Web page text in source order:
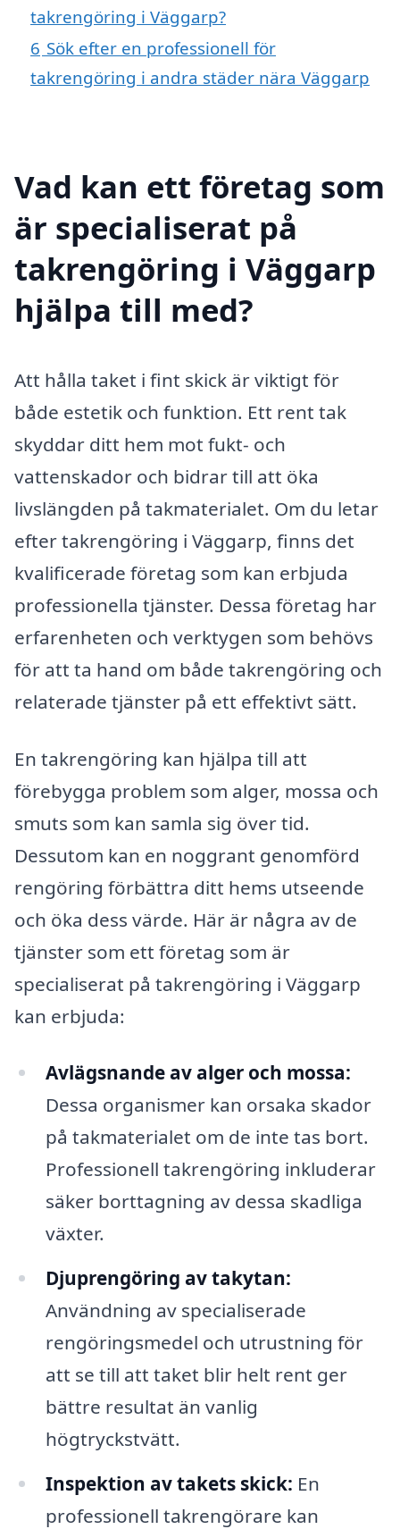
takrengöring i Väggarp?
6 Sök efter en professionell för
takrengöring i andra städer nära Väggarp
Vad kan ett företag som
är specialiserat på
takrengöring i Väggarp
hjälpa till med?
Att hålla taket i fint skick är viktigt för
både estetik och funktion. Ett rent tak
skyddar ditt hem mot fukt- och
vattenskador och bidrar till att öka
livslängden på takmaterialet. Om du letar
efter takrengöring i Väggarp, finns det
kvalificerade företag som kan erbjuda
professionella tjänster. Dessa företag har
erfarenheten och verktygen som behövs
för att ta hand om både takrengöring och
relaterade tjänster på ett effektivt sätt.
En takrengöring kan hjälpa till att
förebygga problem som alger, mossa och
smuts som kan samla sig över tid.
Dessutom kan en noggrant genomförd
rengöring förbättra ditt hems utseende
och öka dess värde. Här är några av de
tjänster som ett företag som är
specialiserat på takrengöring i Väggarp
kan erbjuda:
Avlägsnande av alger och mossa:
Dessa organismer kan orsaka skador
på takmaterialet om de inte tas bort.
Professionell takrengöring inkluderar
säker borttagning av dessa skadliga
växter.
Djuprengöring av takytan:
Användning av specialiserade
rengöringsmedel och utrustning för
att se till att taket blir helt rent ger
bättre resultat än vanlig
högtryckstvätt.
Inspektion av takets skick: En
professionell takrengörare kan